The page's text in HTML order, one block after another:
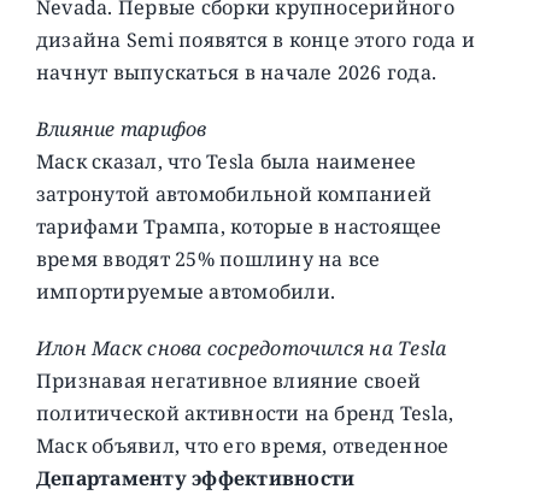
Nevada. Первые сборки крупносерийного
дизайна Semi появятся в конце этого года и
начнут выпускаться в начале 2026 года.
Влияние тарифов
Маск сказал, что Tesla была наименее
затронутой автомобильной компанией
тарифами Трампа, которые в настоящее
время вводят 25% пошлину на все
импортируемые автомобили.
Илон Маск снова сосредоточился на Tesla
Признавая негативное влияние своей
политической активности на бренд Tesla,
Маск объявил, что его время, отведенное
Департаменту эффективности